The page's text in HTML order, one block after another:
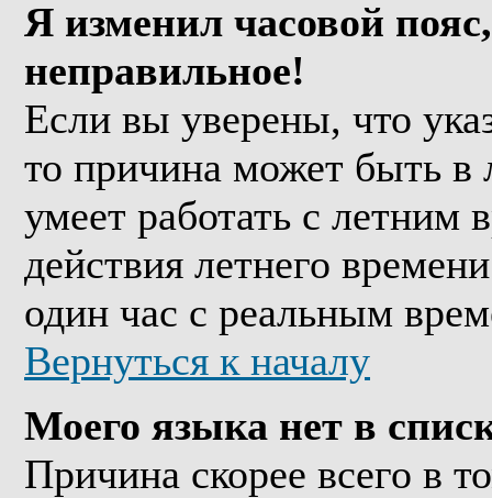
Я изменил часовой
неправильное!
Если вы уверены, что
то причина может быть
умеет работать с летним
действия летнего
один час с реальным
Вернуться к началу
Моего языка нет в
Причина скорее всего в